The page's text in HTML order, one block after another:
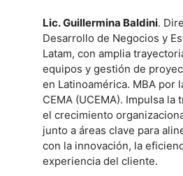
Lic. Guillermina Baldini.
Desarrollo de Negocios y
Latam, con amplia
equipos y gestión de
en Latinoamérica. MBA por
CEMA (UCEMA). Impulsa la
el crecimiento
junto a áreas clave para
con la innovación, la
experiencia del cliente.